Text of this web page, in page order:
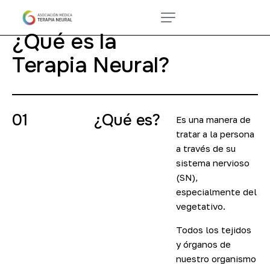
¿Qué es la
Terapia Neural?
01 ¿Qué es?
Es una manera de
tratar a la persona
a través de su
sistema nervioso
(SN),
especialmente del
vegetativo.
Todos los tejidos
y órganos de
nuestro organismo